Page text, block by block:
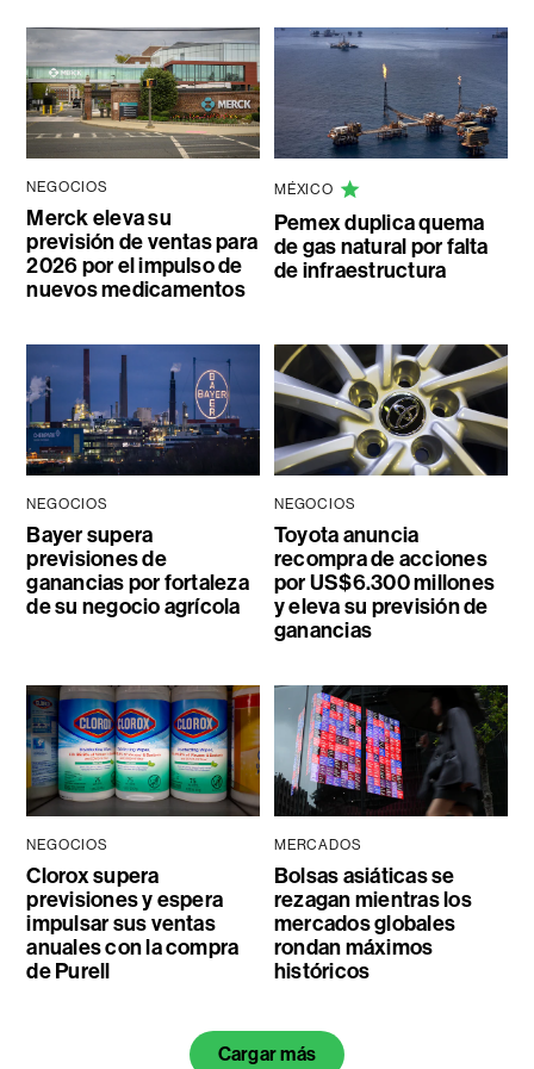
NEGOCIOS
Merck eleva su
previsión de ventas para
2026 por el impulso de
nuevos medicamentos
MÉXICO
Pemex duplica quema
de gas natural por falta
de infraestructura
NEGOCIOS
Bayer supera
previsiones de
ganancias por fortaleza
de su negocio agrícola
NEGOCIOS
Toyota anuncia
recompra de acciones
por US$6.300 millones
y eleva su previsión de
ganancias
NEGOCIOS
Clorox supera
previsiones y espera
impulsar sus ventas
anuales con la compra
de Purell
MERCADOS
Bolsas asiáticas se
rezagan mientras los
mercados globales
rondan máximos
históricos
Cargar más